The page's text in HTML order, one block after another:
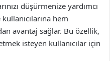
düşürmenize yardımcı
hem
avantaj sağlar. Bu özellik,
isteyen kullanıcılar için